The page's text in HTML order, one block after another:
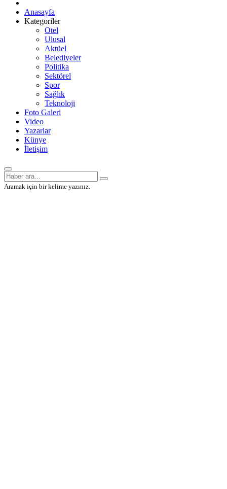
Anasayfa
Kategoriler
Otel
Ulusal
Aktüel
Belediyeler
Politika
Sektörel
Spor
Sağlık
Teknoloji
Foto Galeri
Video
Yazarlar
Künye
İletişim
Aramak için bir kelime yazınız.